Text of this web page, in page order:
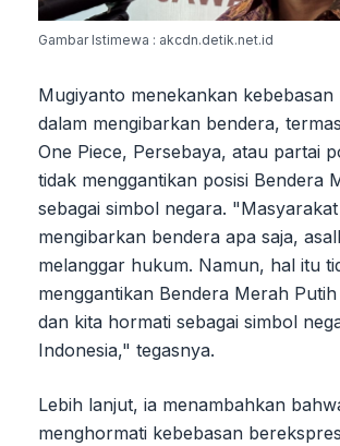
Gambar Istimewa : akcdn.detik.net.id
Mugiyanto menekankan kebebasan
dalam mengibarkan bendera,
One Piece, Persebaya, atau partai
tidak menggantikan posisi Bendera
sebagai simbol negara.
mengibarkan bendera apa saja,
melanggar hukum. Namun, hal itu
menggantikan Bendera Merah
dan kita hormati sebagai simbol
Indonesia," tegasnya.
Lebih lanjut, ia menambahkan
menghormati kebebasan